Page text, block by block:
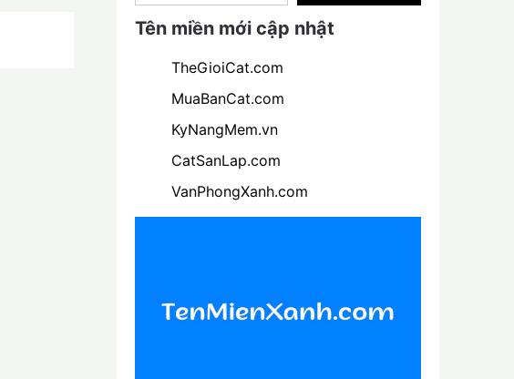
Tên miền mới cập nhật
TheGioiCat.com
MuaBanCat.com
KyNangMem.vn
CatSanLap.com
VanPhongXanh.com